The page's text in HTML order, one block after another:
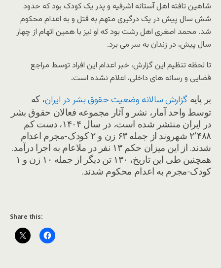
شاهین تافته اهل آستانه اشرفیه و پدر یک کودک بود که حدود
شش سال پیش در یک درگیری متهم به قتل و به اعدام محکوم
شد. محمد اصغری اهل رشت بود که او نیز با همین اتهام از چهار
سال پیش، در زندان به سر می برد.
تا لحظه تنظیم این گزارش، خبر اعدام این افراد توسط مراجع
قضایی و رسانه های داخلی، اعلام نشده است.
بر پایه گزارش سالانه وضعیت حقوق بشر در ایران، که
توسط واحد آمار، نشر و آثار مجموعه فعالان حقوق بشر
در ایران منتشر شده است، در سال ۱۴۰۴، دست کم
۲٬۴۸۸ شهروند از جمله ۶۳ زن و ۲ کودک-مجرم اعدام
شدند. از این میزان حکم ۱۳ نفر در ملاعام به اجرا درآمد.
همچنین طی این تاریخ، ۱۳۰ تن دیگر از جمله ۱۰ زن و ۱
کودک-مجرم به اعدام محکوم شدند.
Share this: